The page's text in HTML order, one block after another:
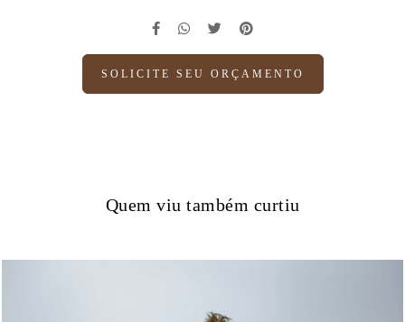
SOLICITE SEU ORÇAMENTO
Quem viu também curtiu